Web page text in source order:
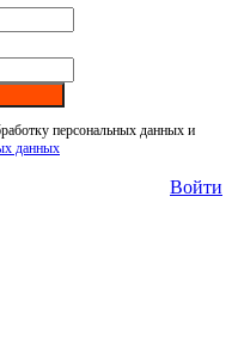
персональных данных и
данных
Войти